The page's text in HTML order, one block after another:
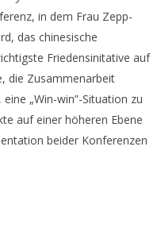
in dem Frau Zepp-
das chinesische
Friedensinitative auf
die Zusammenarbeit
„Win-win”-Situation zu
auf einer höheren Ebene
beider Konferenzen